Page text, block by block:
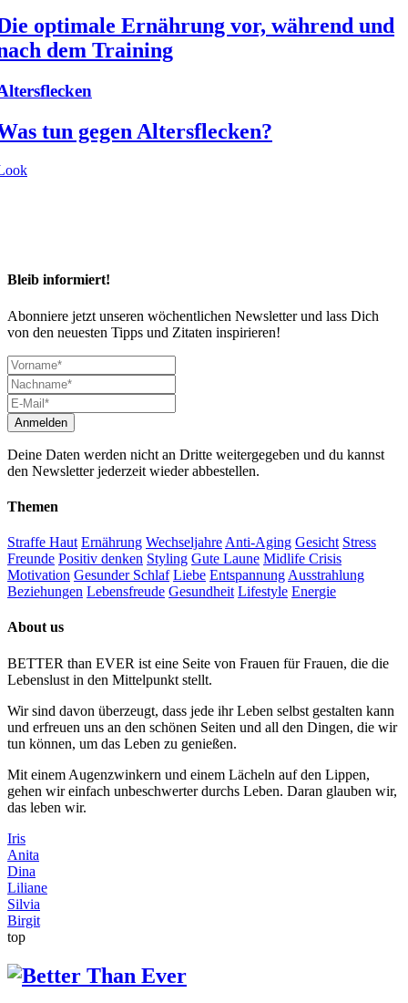
optimale Ernährung vor, während und
dem Training
tun gegen Altersflecken?
Bleib informiert!
Abonniere jetzt unseren wöchentlichen Newsletter und lass Dich
von den neuesten Tipps und Zitaten inspirieren!
Deine Daten werden nicht an Dritte weitergegeben und du kannst
den Newsletter jederzeit wieder abbestellen.
Themen
Straffe Haut Ernährung Wechseljahre Anti-Aging Gesicht Stress
Freunde Positiv denken Styling Gute Laune Midlife Crisis
Motivation Gesunder Schlaf Liebe Entspannung Ausstrahlung
Beziehungen Lebensfreude Gesundheit Lifestyle Energie
About us
BETTER than EVER ist eine Seite von Frauen für Frauen, die die
Lebenslust in den Mittelpunkt stellt.
Wir sind davon überzeugt, dass jede ihr Leben selbst gestalten kann
und erfreuen uns an den schönen Seiten und all den Dingen, die wir
tun können, um das Leben zu genießen.
Mit einem Augenzwinkern und einem Lächeln auf den Lippen,
gehen wir einfach unbeschwerter durchs Leben. Daran glauben wir,
das leben wir.
Iris
Anita
Dina
Liliane
Silvia
Birgit
top